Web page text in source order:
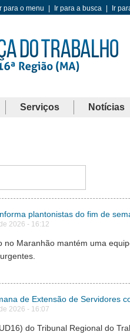
Ir para o menu Ir para a busca Ir
Serviços Notícias
plantonistas do fim de
2026 - 16:12
no Maranhão mantém uma
de Extensão de Servidores
2026 - 16:07
do Tribunal Regional do